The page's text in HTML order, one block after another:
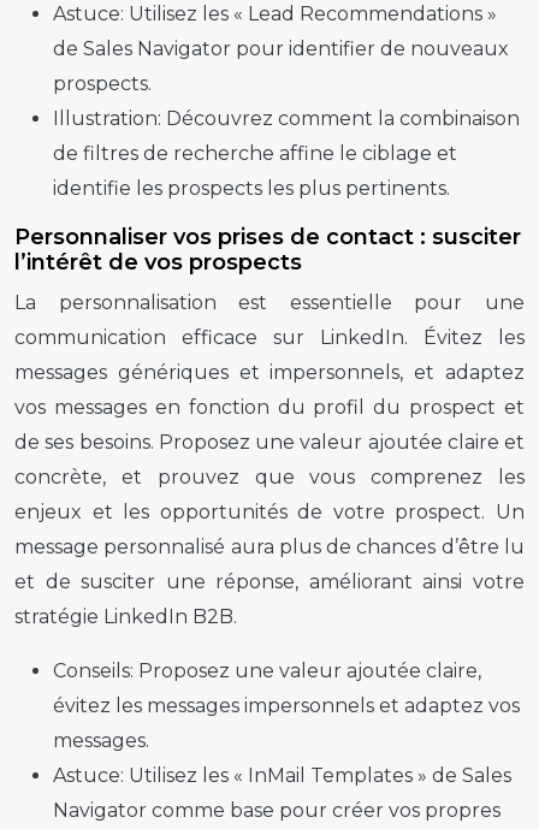
Astuce: Utilisez les « Lead Recommendations »
de Sales Navigator pour identifier de nouveaux
prospects.
Illustration: Découvrez comment la combinaison
de filtres de recherche affine le ciblage et
identifie les prospects les plus pertinents.
Personnaliser vos prises de contact : susciter
l’intérêt de vos prospects
La personnalisation est essentielle pour une
communication efficace sur LinkedIn. Évitez les
messages génériques et impersonnels, et adaptez
vos messages en fonction du profil du prospect et
de ses besoins. Proposez une valeur ajoutée claire et
concrète, et prouvez que vous comprenez les
enjeux et les opportunités de votre prospect. Un
message personnalisé aura plus de chances d’être lu
et de susciter une réponse, améliorant ainsi votre
stratégie LinkedIn B2B.
Conseils: Proposez une valeur ajoutée claire,
évitez les messages impersonnels et adaptez vos
messages.
Astuce: Utilisez les « InMail Templates » de Sales
Navigator comme base pour créer vos propres